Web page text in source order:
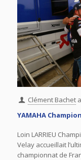
Clément Bachet
YAMAHA
Loin LARRIEU
Velay accueillait
championnat de